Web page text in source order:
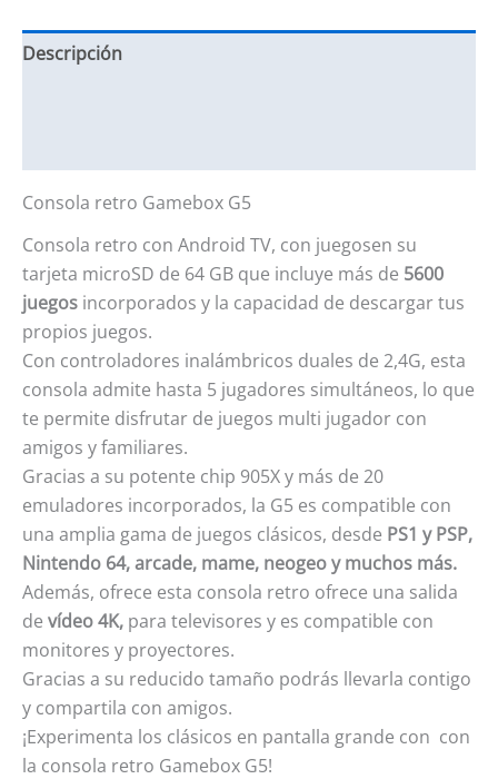
Descripción
Consola retro Gamebox G5
Consola retro con Android TV, con juegosen su
tarjeta microSD de 64 GB que incluye más de 5600
juegos incorporados y la capacidad de descargar tus
propios juegos.
Con controladores inalámbricos duales de 2,4G, esta
consola admite hasta 5 jugadores simultáneos, lo que
te permite disfrutar de juegos multi jugador con
amigos y familiares.
Gracias a su potente chip 905X y más de 20
emuladores incorporados, la G5 es compatible con
una amplia gama de juegos clásicos, desde PS1 y PSP,
Nintendo 64, arcade, mame, neogeo y muchos más.
Además, ofrece esta consola retro ofrece una salida
de vídeo 4K, para televisores y es compatible con
monitores y proyectores.
Gracias a su reducido tamaño podrás llevarla contigo
y compartila con amigos.
¡Experimenta los clásicos en pantalla grande con con
la consola retro Gamebox G5!